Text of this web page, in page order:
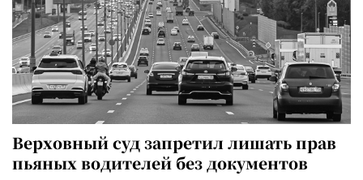
Верховный суд запретил лишать прав
пьяных водителей без документов